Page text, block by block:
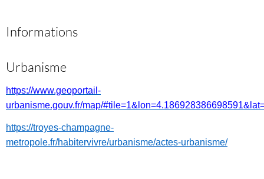
Informations
Urbanisme
https://www.geoportail-
urbanisme.gouv.fr/map/
https://troyes-champagne-
metropole.fr/habitervivre/urbanisme/actes-urbanisme/